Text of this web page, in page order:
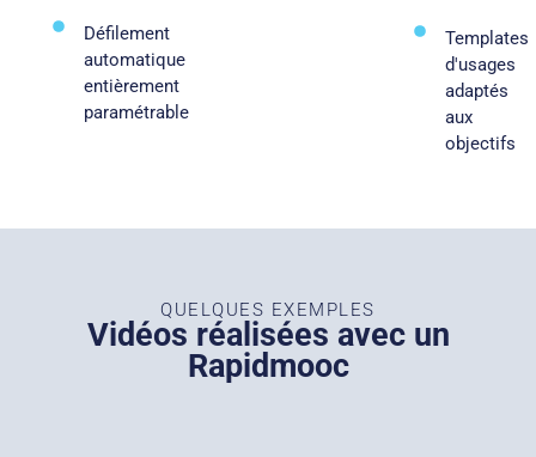
Défilement
automatique
entièrement
paramétrable​
Templates
d'usages
adaptés
aux
objectifs
QUELQUES EXEMPLES
Vidéos réalisées avec un
Rapidmooc